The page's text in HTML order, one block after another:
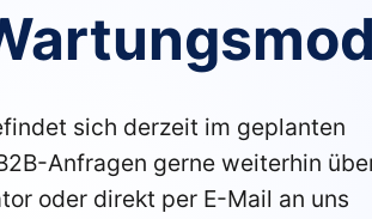
sich derzeit im geplanten
Anfragen gerne weiterhin
oder direkt per E-Mail an uns